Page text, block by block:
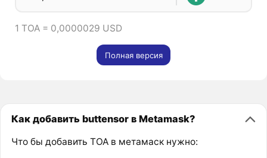
1 TOA = 0,0000029 USD
Полная версия
Как добавить buttensor в Metamask?
Что бы добавить TOA в метамаск нужно: